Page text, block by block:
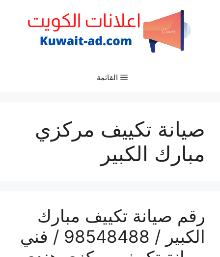
القائمة
صيانة تكييف مركزي
مبارك الكبير
رقم صيانة تكييف مبارك
الكبير / 98548488 / فني